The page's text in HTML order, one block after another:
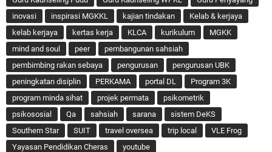
inovasi
inspirasi MGKKL kajian tindakan
Kelab & kerjaya
kelab kerjaya
kertas kerja KLCA kurikulum
MGKK
mind and soul
peer
pembangunan sahsiah
pembimbing rakan sebaya
pengurusan
pengurusan UBK
peningkatan disiplin
PERKAMA portal DL
Program 3K
program minda sihat
projek permata
psikometrik
psikososial
Qa sahsiah sarana
sistem DeKS
Southern Star
SUIT travel oversea trip local
VLE Frog
Yayasan Pendidikan Cheras
youtube